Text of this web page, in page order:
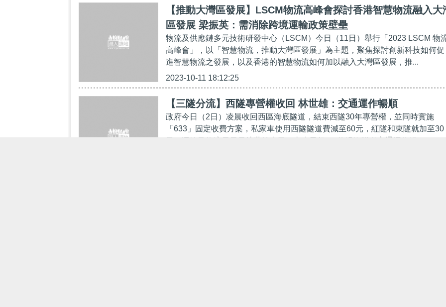
【推動大灣區發展】LSCM物流高峰會探討香港智慧物流融入大
區發展 梁振英：需消除跨境運輸政策壁壘
物流及供應鏈多元技術研發中心（LSCM）今日（11日）舉行「2023 LSCM 物
高峰會」，以「智慧物流，推動大灣區發展」為主題，聚焦探討創新科技如何促
進智慧物流之發展，以及香港的智慧物流如何加以融入大灣區發展，推...
2023-10-11 18:12:25
【三隧分流】西隧專營權收回 林世雄：交通運作暢順
政府今日（2日）凌晨收回西區海底隧道，結束西隧30年專營權，並同時實施
「633」固定收費方案，私家車使用西隧隧道費減至60元，紅隧和東隧就加至30